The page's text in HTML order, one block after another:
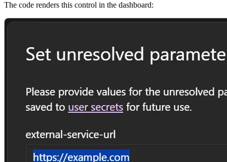
The code renders this control in the dashboard: